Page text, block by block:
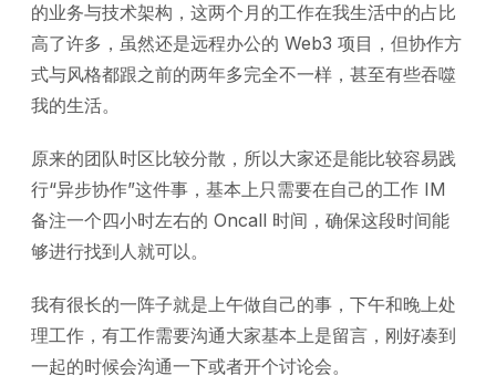
的业务与技术架构，这两个月的工作在我生活中的占比
高了许多，虽然还是远程办公的 Web3 项目，但协作方
式与风格都跟之前的两年多完全不一样，甚至有些吞噬
我的生活。
原来的团队时区比较分散，所以大家还是能比较容易践
行“异步协作”这件事，基本上只需要在自己的工作 IM
备注一个四小时左右的 Oncall 时间，确保这段时间能
够进行找到人就可以。
我有很长的一阵子就是上午做自己的事，下午和晚上处
理工作，有工作需要沟通大家基本上是留言，刚好凑到
一起的时候会沟通一下或者开个讨论会。